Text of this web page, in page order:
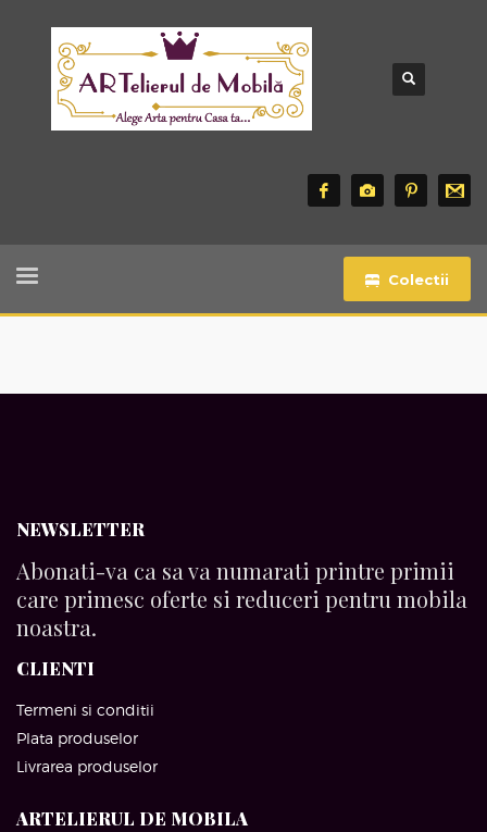
Colectii
NEWSLETTER
Abonati-va ca sa va numarati printre primii
care primesc oferte si reduceri pentru mobila
noastra.
CLIENTI
Termeni si conditii
Plata produselor
Livrarea produselor
ARTELIERUL DE MOBILA